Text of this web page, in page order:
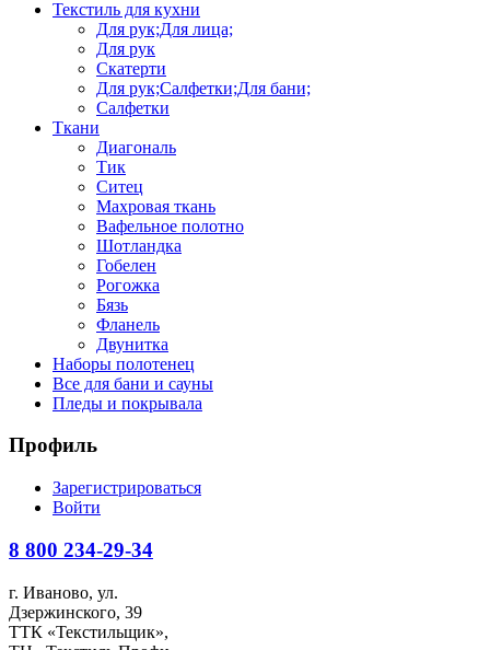
Текстиль для кухни
Для рук;Для лица;
Для рук
Скатерти
Для рук;Салфетки;Для бани;
Салфетки
Ткани
Диагональ
Тик
Ситец
Махровая ткань
Вафельное полотно
Шотландка
Гобелен
Рогожка
Бязь
Фланель
Двунитка
Наборы полотенец
Все для бани и сауны
Пледы и покрывала
Профиль
Зарегистрироваться
Войти
8 800 234-29-34
г. Иваново, ул.
Дзержинского, 39
ТТК «Текстильщик»,